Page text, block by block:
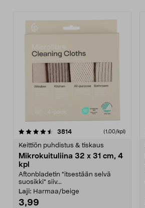
3814arvostelut (1,00/kpl)
Keittiön puhdistus & tiskaus
Mikrokuituliina 32 x 31 cm, 4
kpl
Aftonbladetin "itsestään selvä
suosikki" siiv...
Laji: Harmaa/beige
3,99
4.5viidestä